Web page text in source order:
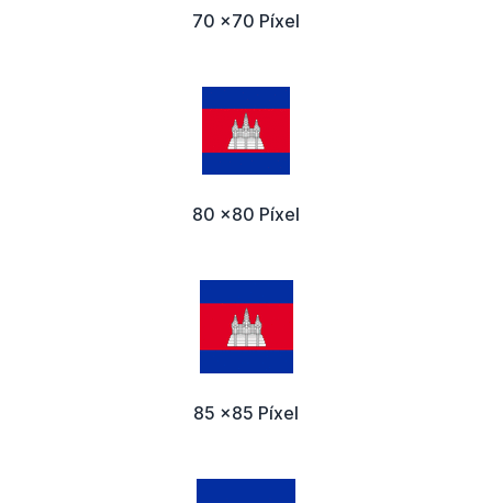
70 x70 Píxel
80 x80 Píxel
85 x85 Píxel